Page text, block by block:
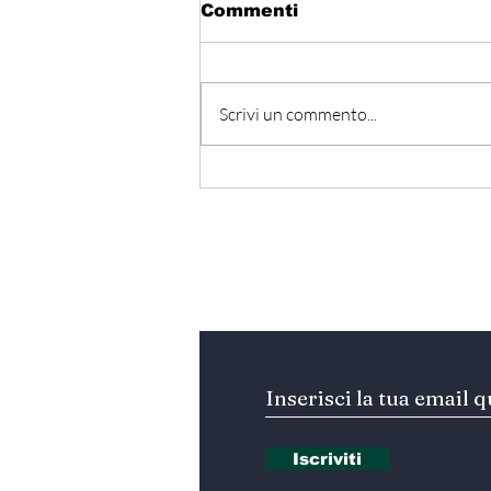
Commenti
Scrivi un commento...
Iscriviti